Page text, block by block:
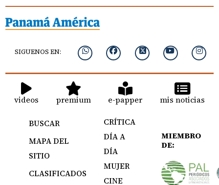
SIGUENOS EN:
videos premium e-papper mis noticias
BUSCAR
MAPA DEL
SITIO
CLASIFICADOS
CRÍTICA
DÍA A
DÍA
MUJER
CINE
MIEMBRO
DE: